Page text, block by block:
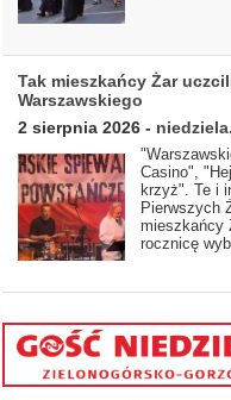
Tak mieszkańcy Żar
Warszawskiego
2 sierpnia 2026 -
Casino",
krzyż". Te i
Pierwszych
mieszkańcy
rocznicę